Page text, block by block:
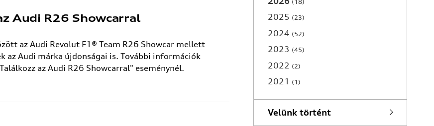
Audi R26 Showcarral
az Audi Revolut F1® Team R26 Showcar mellett
az Audi márka újdonságai is. További információk
az Audi R26 Showcarral" eseménynél.
18
2025 23
2024 52
2023 45
2022 2
2021 1
Velünk történt